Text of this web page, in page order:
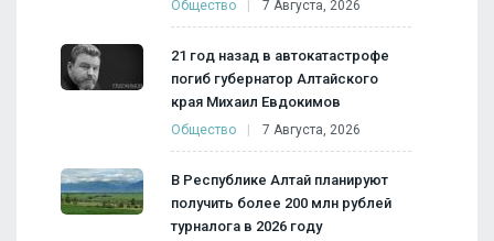
Общество 7 Августа, 2026
21 год назад в автокатастрофе
погиб губернатор Алтайского
края Михаил Евдокимов
Общество 7 Августа, 2026
В Республике Алтай планируют
получить более 200 млн рублей
турналога в 2026 году